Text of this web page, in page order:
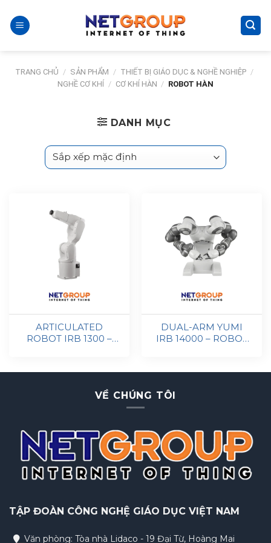
content
TRANG CHỦ / SẢN PHẨM / THIẾT BỊ GIÁO DỤC & NGHỀ NGHIỆP /
NGHỀ CƠ KHÍ / CƠ KHÍ HÀN / ROBOT HÀN
DANH MỤC
ARTICULATED
ROBOT IRB 1300 –
DUAL-ARM YUMI
IRB 14000 – ROBOT
VỀ CHÚNG TÔI
TẬP ĐOÀN CÔNG NGHỆ GIÁO DỤC VIỆT NAM
Văn phòng: Tòa nhà Lidaco - 19 Đại Từ, Hoàng Mai